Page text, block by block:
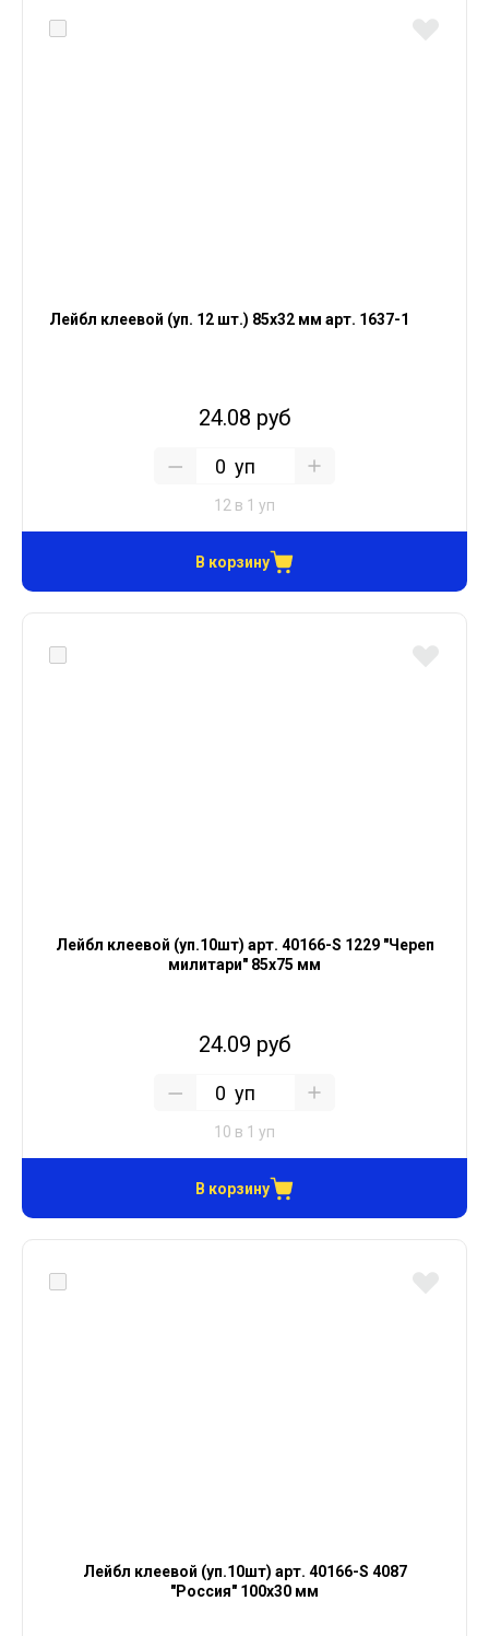
Лейбл клеевой (уп. 12 шт.) 85х32 мм арт. 1637-1
24.08 руб
уп
12 в 1 уп
В корзину
Лейбл клеевой (уп.10шт) арт. 40166-S 1229 "Череп
милитари" 85х75 мм
24.09 руб
уп
10 в 1 уп
В корзину
Лейбл клеевой (уп.10шт) арт. 40166-S 4087
"Россия" 100х30 мм